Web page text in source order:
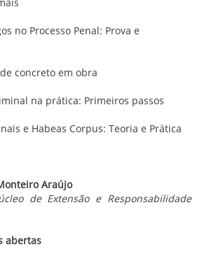
no Processo Penal: Prova e
concreto em obra
na prática: Primeiros passos
Habeas Corpus: Teoria e Prática
Araújo
de Extensão e Responsabilidade
abertas